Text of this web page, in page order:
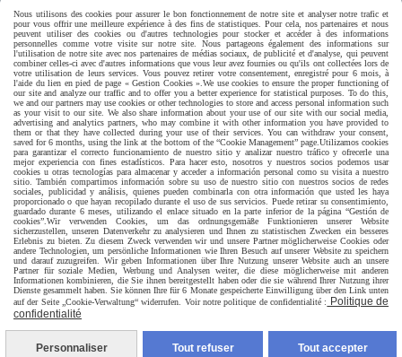
Livraison rapide
Nous utilisons des cookies pour assurer le bon fonctionnement de notre site et analyser notre trafic et
pour vous offrir une meilleure expérience à des fins de statistiques. Pour cela, nos partenaires et nous
peuvent utiliser des cookies ou d'autres technologies pour stocker et accéder à des informations
personnelles comme votre visite sur notre site. Nous partageons également des informations sur
l'utilisation de notre site avec nos partenaires de médias sociaux, de publicité et d'analyse, qui peuvent
combiner celles-ci avec d'autres informations que vous leur avez fournies ou qu'ils ont collectées lors de
votre utilisation de leurs services. Vous pouvez retirer votre consentement, enregistré pour 6 mois, à
l'aide du lien en pied de page « Gestion Cookies ». We use cookies to ensure the proper functioning of
our site and analyze our traffic and to offer you a better experience for statistical purposes. To do this,
we and our partners may use cookies or other technologies to store and access personal information such
as your visit to our site. We also share information about your use of our site with our social media,
advertising and analytics partners, who may combine it with other information you have provided to
them or that they have collected during your use of their services. You can withdraw your consent,
saved for 6 months, using the link at the bottom of the “Cookie Management” page. Utilizamos cookies
para garantizar el correcto funcionamiento de nuestro sitio y analizar nuestro tráfico y ofrecerle una
mejor experiencia con fines estadísticos. Para hacer esto, nosotros y nuestros socios podemos usar
cookies u otras tecnologías para almacenar y acceder a información personal como su visita a nuestro
sitio. También compartimos información sobre su uso de nuestro sitio con nuestros socios de redes
sociales, publicidad y análisis, quienes pueden combinarla con otra información que usted les haya
proporcionado o que hayan recopilado durante el uso de sus servicios. Puede retirar su consentimiento,
guardado durante 6 meses, utilizando el enlace situado en la parte inferior de la página “Gestión de
cookies”. Wir verwenden Cookies, um das ordnungsgemäße Funktionieren unserer Website
sicherzustellen, unseren Datenverkehr zu analysieren und Ihnen zu statistischen Zwecken ein besseres
Erlebnis zu bieten. Zu diesem Zweck verwenden wir und unsere Partner möglicherweise Cookies oder
andere Technologien, um persönliche Informationen wie Ihren Besuch auf unserer Website zu speichern
und darauf zuzugreifen. Wir geben Informationen über Ihre Nutzung unserer Website auch an unsere
Partner für soziale Medien, Werbung und Analysen weiter, die diese möglicherweise mit anderen
Informationen kombinieren, die Sie ihnen bereitgestellt haben oder die sie während Ihrer Nutzung ihrer
Dienste gesammelt haben. Sie können Ihre für 6 Monate gespeicherte Einwilligung über den Link unten
auf der Seite „Cookie-Verwaltung“ widerrufen. Voir notre politique de confidentialité :
Politique de
confidentialité
Personnaliser Tout refuser Tout accepter